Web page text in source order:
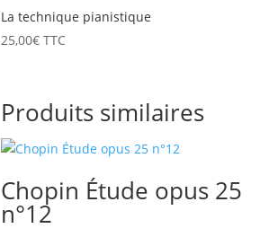
La technique pianistique
25,00€ TTC
Produits similaires
Chopin Étude opus 25
n°12